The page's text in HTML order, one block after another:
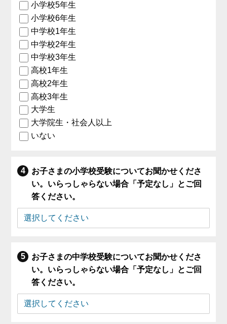
小学校5年生
小学校6年生
中学校1年生
中学校2年生
中学校3年生
高校1年生
高校2年生
高校3年生
大学生
大学院生・社会人以上
いない
お子さまの小学校受験についてお聞かせくださ
い。いらっしゃらない場合「予定なし」とご回
答ください。
お子さまの中学校受験についてお聞かせくださ
い。いらっしゃらない場合「予定なし」とご回
答ください。